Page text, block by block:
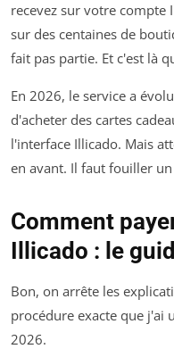
recevez sur votre compte
sur des centaines de
fait pas partie. Et c'est là
En 2026, le service a
d'acheter des cartes
l'interface Illicado. Mais
en avant. Il faut fouiller
Comment
Illicado : le
Bon, on arrête les
procédure exacte que j'ai
2026.